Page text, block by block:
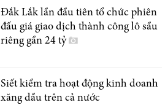
Đắk Lắk lần đầu tiên tổ chức phiên
đấu giá giao dịch thành công lô sầu
riêng gần 24 tỷ
Siết kiểm tra hoạt động kinh doanh
xăng dầu trên cả nước